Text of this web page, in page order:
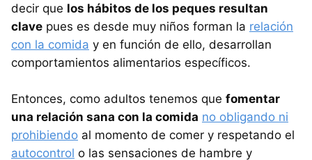
decir que los hábitos de los peques resultan
clave pues es desde muy niños forman la relación
con la comida y en función de ello, desarrollan
comportamientos alimentarios específicos.
Entonces, como adultos tenemos que fomentar
una relación sana con la comida no obligando ni
prohibiendo al momento de comer y respetando el
autocontrol o las sensaciones de hambre y